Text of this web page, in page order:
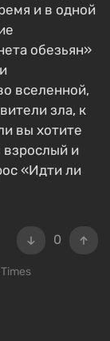
и в одной
обезьян»
вселенной,
зла, к
вы хотите
взрослый и
«Идти ли
0